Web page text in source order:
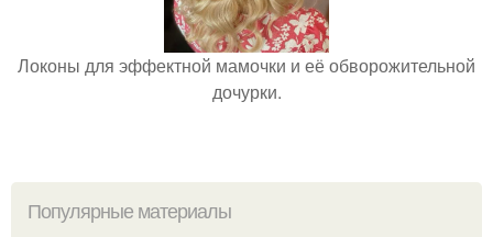
Локоны для эффектной мамочки и её обворожительной
дочурки.
Популярные материалы